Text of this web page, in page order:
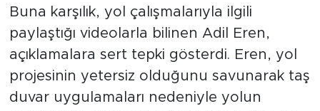
Buna karşılık, yol çalışmalarıyla ilgili
paylaştığı videolarla bilinen Adil Eren,
açıklamalara sert tepki gösterdi. Eren, yol
projesinin yetersiz olduğunu savunarak taş
duvar uygulamaları nedeniyle yolun